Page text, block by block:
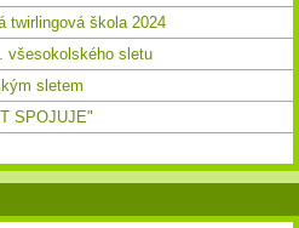
twirlingová škola 2024
všesokolského sletu
sletem
SPOJUJE"